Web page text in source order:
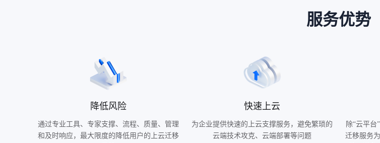
服务优势
降低风险
通过专业工具、专家支撑、流程、质量、管理
和及时响应，最大限度的降低用户的上云迁移
快速上云
为企业提供快速的上云支撑服务，避免繁琐的
云端技术攻克、云端部署等问题
除“云平
迁移服务